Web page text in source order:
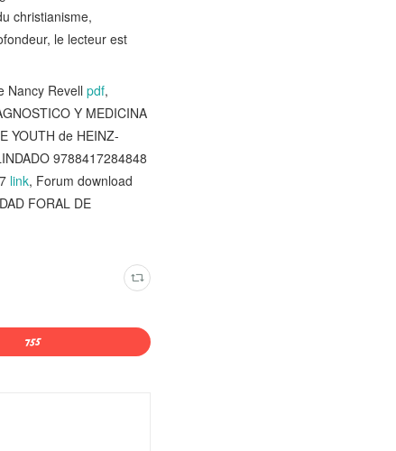
christianisme,
le lecteur est
Nancy Revell pdf,
Y MEDICINA
YOUTH de HEINZ-
9788417284848
link, Forum download
FORAL DE